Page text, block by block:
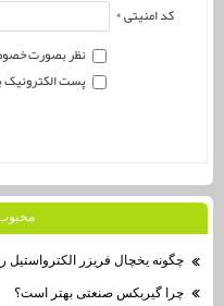
کد امنیتی *
نظر بصورت
پست الکترونیک
محبوب
چگونه یخچال فریزر الکترواستیل را
چرا گیربکس صنعتی بهتر است؟